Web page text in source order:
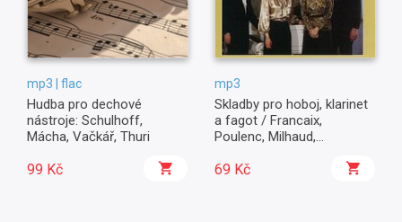
mp3 | flac
Hudba pro dechové
nástroje: Schulhoff,
Mácha, Vačkář, Thuri
99 Kč
mp3
Skladby pro hoboj, klarinet
a fagot / Francaix,
Poulenc, Milhaud,...
69 Kč